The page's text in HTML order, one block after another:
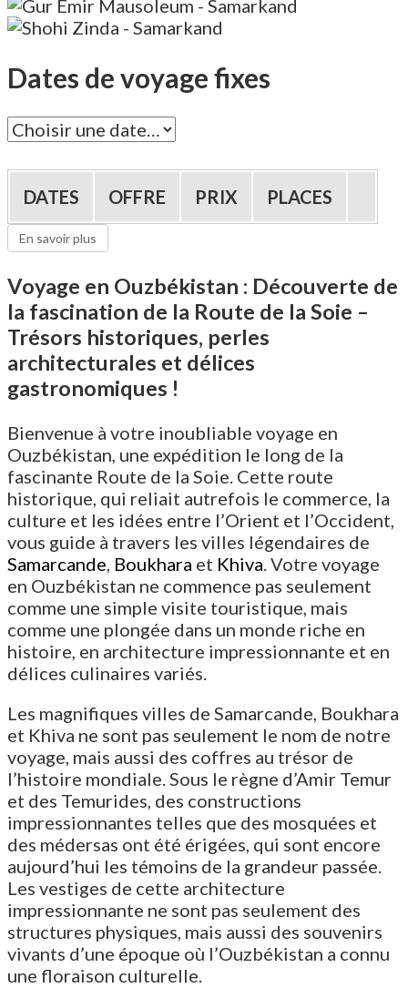
Dates de voyage fixes
DATES OFFRE PRIX PLACES
En savoir plus
Voyage en Ouzbékistan : Découverte de
la fascination de la Route de la Soie –
Trésors historiques, perles
architecturales et délices
gastronomiques !
Bienvenue à votre inoubliable voyage en
Ouzbékistan, une expédition le long de la
fascinante Route de la Soie. Cette route
historique, qui reliait autrefois le commerce, la
culture et les idées entre l’Orient et l’Occident,
vous guide à travers les villes légendaires de
Samarcande, Boukhara et Khiva. Votre voyage
en Ouzbékistan ne commence pas seulement
comme une simple visite touristique, mais
comme une plongée dans un monde riche en
histoire, en architecture impressionnante et en
délices culinaires variés.
Les magnifiques villes de Samarcande, Boukhara
et Khiva ne sont pas seulement le nom de notre
voyage, mais aussi des coffres au trésor de
l’histoire mondiale. Sous le règne d’Amir Temur
et des Temurides, des constructions
impressionnantes telles que des mosquées et
des médersas ont été érigées, qui sont encore
aujourd’hui les témoins de la grandeur passée.
Les vestiges de cette architecture
impressionnante ne sont pas seulement des
structures physiques, mais aussi des souvenirs
vivants d’une époque où l’Ouzbékistan a connu
une floraison culturelle.